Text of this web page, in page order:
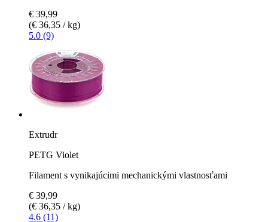
€ 39,99
(€ 36,35 / kg)
5.0 (9)
Extrudr
PETG Violet
Filament s vynikajúcimi mechanickými vlastnosťami
€ 39,99
(€ 36,35 / kg)
4.6 (11)